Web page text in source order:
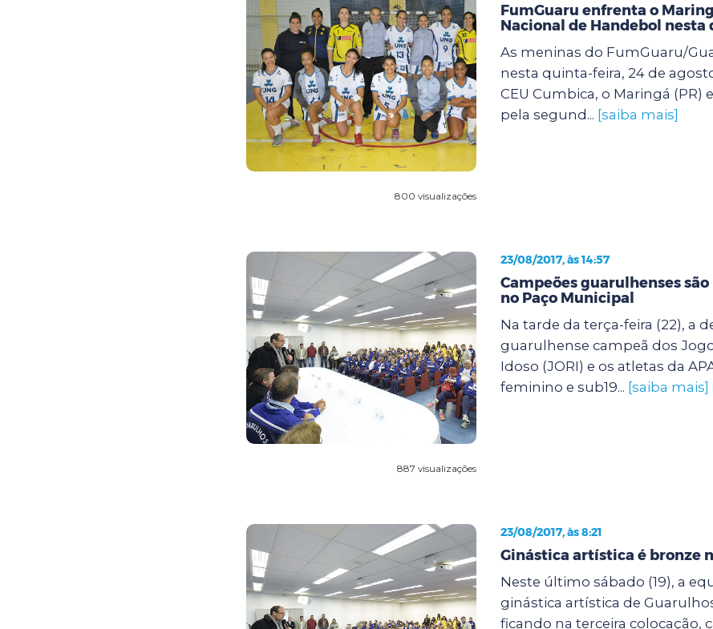
800 visualizações
FumGuaru enfrenta o
Nacional de Handebol
As meninas do FumGuaru/
nesta quinta-feira, 24 de
CEU Cumbica, o Maringá (PR)
pela segund... [saiba mais]
887 visualizações
23/08/2017, às 14:57
Campeões guarulhenses
no Paço Municipal
Na tarde da terça-feira (22), a
guarulhense campeã dos
Idoso (JORI) e os atletas da
feminino e sub19... [saiba mais]
23/08/2017, às 8:21
Ginástica artística é bronze
Neste último sábado (19), a
ginástica artística de
ficando na terceira colocação,